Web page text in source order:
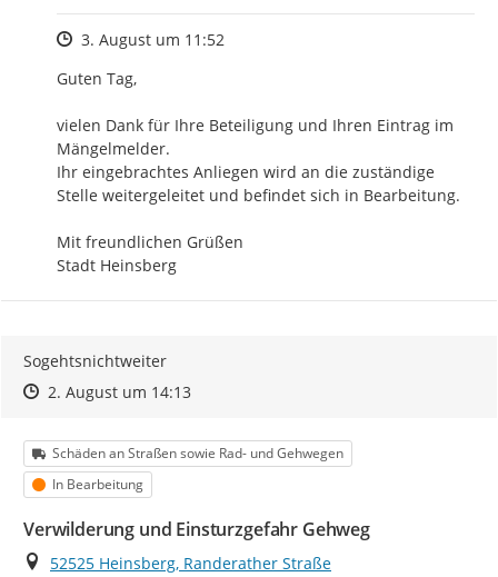
Zeitpunkt des Erstellens
3. August um 11:52
Guten Tag,
vielen Dank für Ihre Beteiligung und Ihren Eintrag im
Mängelmelder.
Ihr eingebrachtes Anliegen wird an die zuständige
Stelle weitergeleitet und befindet sich in Bearbeitung.
Mit freundlichen Grüßen
Stadt Heinsberg
Sogehtsnichtweiter
Zeitpunkt des Erstellens
Zeitpunkt des Erstellens
2. August um 14:13Zur Äußerung
Kategorie
Schäden an Straßen sowie Rad- und Gehwegen
Status
In Bearbeitung
Verwilderung und Einsturzgefahr Gehweg
Ort
52525 Heinsberg, Randerather Straße